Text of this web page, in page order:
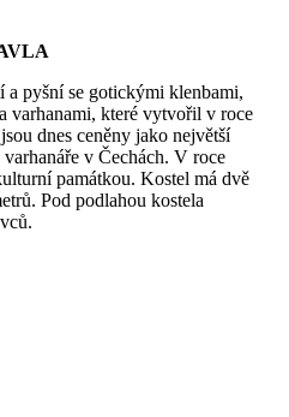
pyšní se gotickými klenbami,
varhanami, které vytvořil v roce
dnes ceněny jako největší
v Čechách. V roce
památkou. Kostel má dvě
Pod podlahou kostela